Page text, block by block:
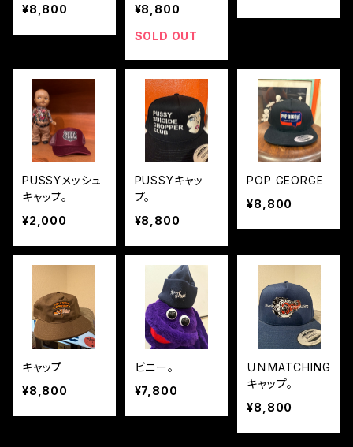
¥8,800
¥8,800
SOLD OUT
PUSSYメッシュ
キャップ。
¥2,000
PUSSYキャッ
プ。
¥8,800
POP GEORGE
¥8,800
キャップ
¥8,800
ビニー。
¥7,800
ＵＮMATCHING
キャップ。
¥8,800